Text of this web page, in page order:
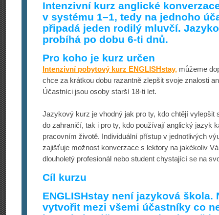
Intenzivní kurz anglické
v systému 1–1, tedy na jednoho
připadá jeden rodilý mluvčí.
probíhá po dobu 6-ti dnů.
Pro koho je kurz určen
Intenzivní pobytový kurz ENGLISHstay, můžeme
chce za krátkou dobu razantně zlepšit svoje znalosti
Účastníci jsou osoby starší 18-ti let.
Jazykový kurz je vhodný jak pro ty, kdo chtějí vylepšit
do zahraničí, tak i pro ty, kdo používají anglický jazyk
pracovním životě. Individuální přístup v jednotlivých
zajišťuje možnost konverzace s lektory na jakékoliv
dlouholetý profesionál nebo student chystající se na
Cíl kurzu
ENGLISHstay není jazyková škola.
vytvořit mezi všemi účastníky co